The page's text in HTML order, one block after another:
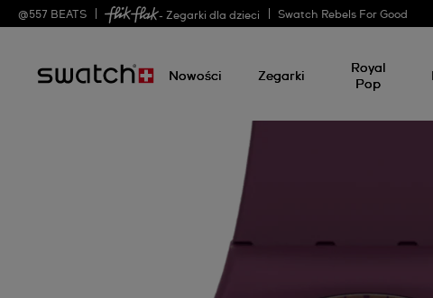
@557 BEATS - Zegarki dla dzieci Swatch Rebels For Good
Nowości Zegarki
Royal
Pop